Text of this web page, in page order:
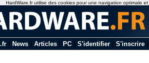
News Articles PC S'identifier S'inscrire
HardWare.fr utilise des cookies pour une navigation optimale